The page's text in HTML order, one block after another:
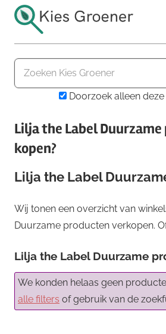
naar
inhoudKies
GroenerDoorzoek alleen
Lilja the Label
kopen?
Lilja the Label
Wij tonen een overzicht van
Duurzame producten verkopen.
Lilja the Label Duurzame
We konden helaas geen
alle filters of gebruik van de